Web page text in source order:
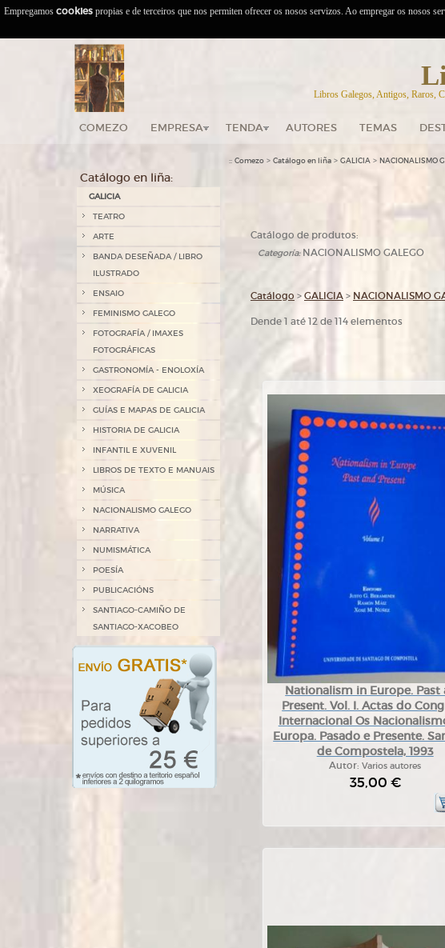
Libros Galegos, Antigos, Raros,
COMEZO EMPRESA TENDA AUTORES TEMAS
Catálogo en liña:
GALICIA
TEATRO
ARTE
BANDA DESEÑADA / LIBRO
ILUSTRADO
ENSAIO
FEMINISMO GALEGO
FOTOGRAFÍA / IMAXES
FOTOGRÁFICAS
GASTRONOMÍA - ENOLOXÍA
XEOGRAFÍA DE GALICIA
GUÍAS E MAPAS DE GALICIA
HISTORIA DE GALICIA
INFANTIL E XUVENIL
LIBROS DE TEXTO E MANUAIS
MÚSICA
NACIONALISMO GALEGO
NARRATIVA
NUMISMÁTICA
POESÍA
PUBLICACIÓNS
SANTIAGO-CAMIÑO DE
SANTIAGO-XACOBEO
:: Comezo > Catálogo en liña > GALICIA > NACIONALISMO
Catálogo de produtos:
Categoría:NACIONALISMO GALEGO
Catálogo > GALICIA > NACIONALISMO
Dende 1 até 12 de 114 elementos
Nationalism in Europe. Past
Present. Vol. I. Actas do
Internacional Os
Europa. Pasado e Presente.
de Compostela, 1993
Autor:Varios autores
35,00 €
Empregamos cookies propias e de terceiros que nos permiten ofrecer os nosos servizos. Ao empregar os nosos